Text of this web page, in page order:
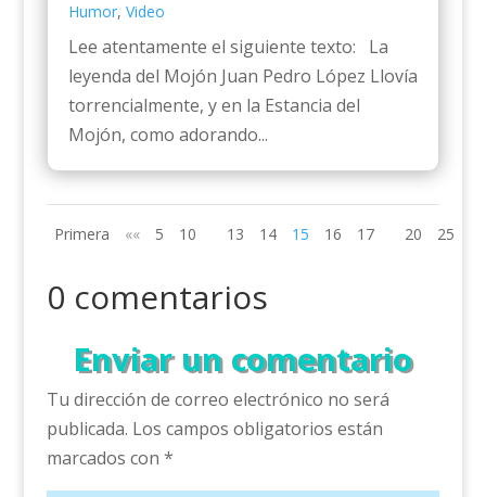
Humor, Video
Lee atentamente el siguiente texto: La
leyenda del Mojón Juan Pedro López Llovía
torrencialmente, y en la Estancia del
Mojón, como adorando...
Primera «« 5 10 13 14 15 16 17 20 25
0 comentarios
Enviar un comentario
Tu dirección de correo electrónico no será
publicada. Los campos obligatorios están
marcados con *